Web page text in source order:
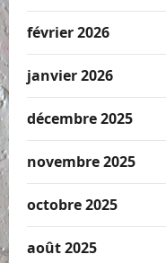
février 2026
janvier 2026
décembre 2025
novembre 2025
octobre 2025
août 2025